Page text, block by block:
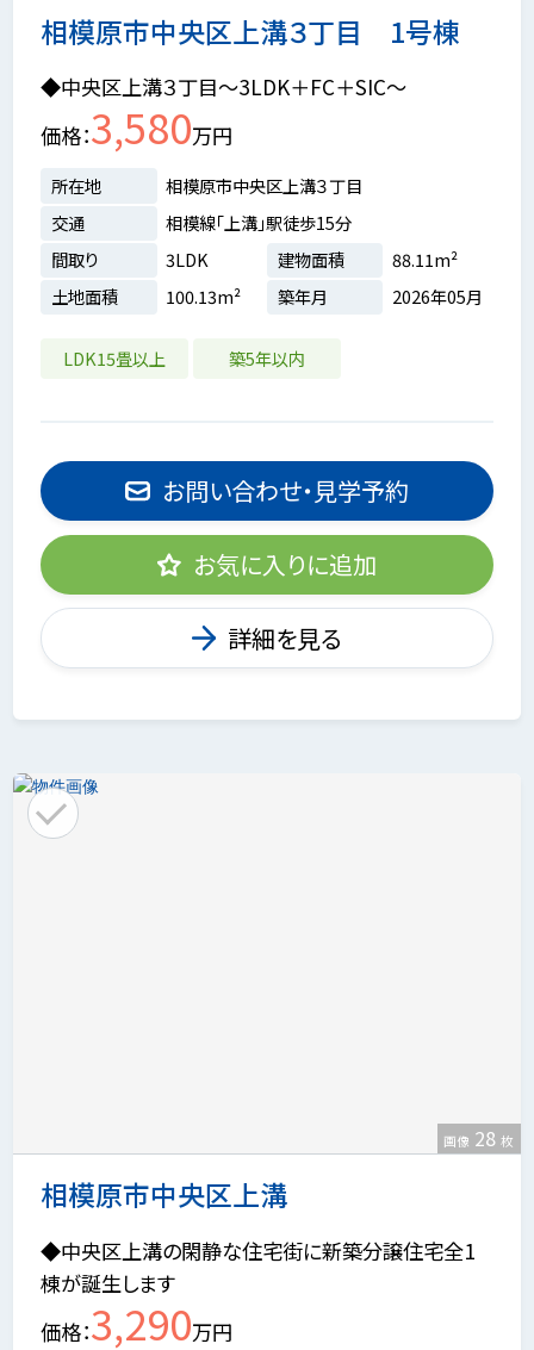
相模原市中央区上溝３丁目 1号棟
◆中央区上溝３丁目～3LDK＋FC＋SIC～
価格 3,580万円
所在地
相模原市中央区上溝３丁目
交通
相模線「上溝」駅徒歩15分
間取り
3LDK 建物面積
88.11m²
土地面積
100.13m² 築年月 2026年05月
LDK15畳以上 築5年以内
お問い合わせ・見学予約
お気に入りに追加
詳細を見る
相模原市中央区上溝
画像 28 枚
◆中央区上溝の閑静な住宅街に新築分譲住宅全1
棟が誕生します
価格 3,290万円